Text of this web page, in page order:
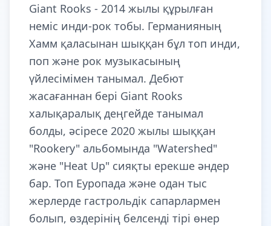
Giant Rooks - 2014 жылы құрылған
неміс инди-рок тобы. Германияның
Хамм қаласынан шыққан бұл топ инди,
поп және рок музыкасының
үйлесімімен танымал. Дебют
жасағаннан бері Giant Rooks
халықаралық деңгейде танымал
болды, әсіресе 2020 жылы шыққан
"Rookery" альбомында "Watershed"
және "Heat Up" сияқты ерекше әндер
бар. Топ Еуропада және одан тыс
жерлерде гастрольдік сапарлармен
болып, өздерінің белсенді тірі өнер